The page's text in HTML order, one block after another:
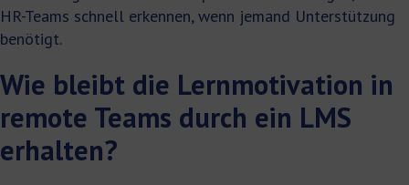
HR-Teams schnell erkennen, wenn jemand Unterstützung
benötigt.
Wie bleibt die Lernmotivation in
remote Teams durch ein LMS
erhalten?